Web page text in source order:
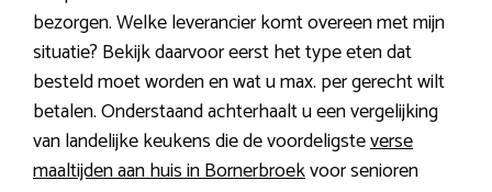
bezorgen. Welke leverancier komt overeen met mijn
situatie? Bekijk daarvoor eerst het type eten dat
besteld moet worden en wat u max. per gerecht wilt
betalen. Onderstaand achterhaalt u een vergelijking
van landelijke keukens die de voordeligsteverse
maaltijden aan huis in Bornerbroekvoor senioren